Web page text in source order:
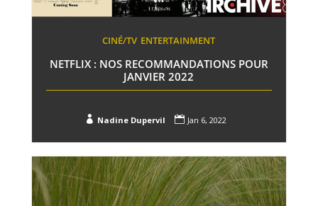
CINÉ/TV ENTERTAINMENT
NETFLIX : NOS RECOMMANDATIONS POUR
JANVIER 2022
 Nadine Dupervil  Jan 6, 2022